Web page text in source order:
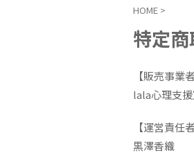
HOME >
特定
【販売事業者
lala心理支
【運営責任者
黒澤香織